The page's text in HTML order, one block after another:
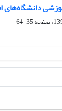
دانشگاه‌های
35-64